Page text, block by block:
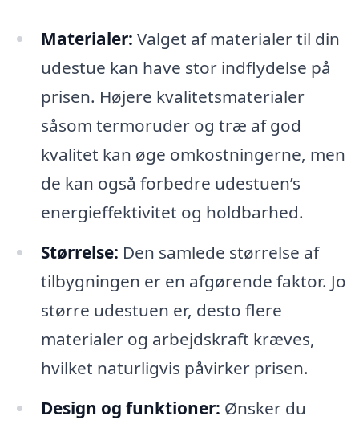
Materialer: Valget af materialer til din
udestue kan have stor indflydelse på
prisen. Højere kvalitetsmaterialer
såsom termoruder og træ af god
kvalitet kan øge omkostningerne, men
de kan også forbedre udestuen’s
energieffektivitet og holdbarhed.
Størrelse: Den samlede størrelse af
tilbygningen er en afgørende faktor. Jo
større udestuen er, desto flere
materialer og arbejdskraft kræves,
hvilket naturligvis påvirker prisen.
Design og funktioner: Ønsker du